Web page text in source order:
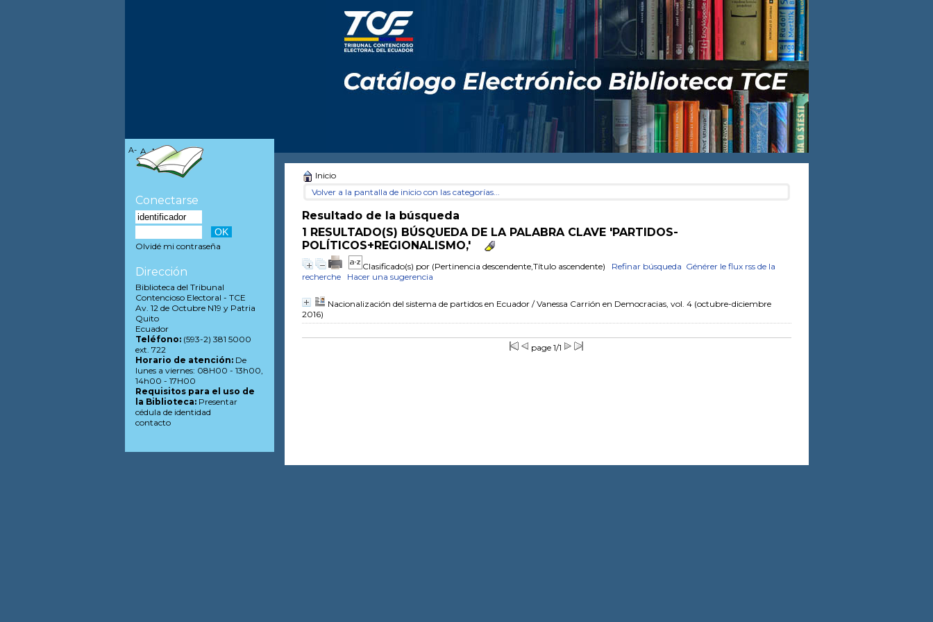
Inicio
Volver a la pantalla de inicio con las categorías...
Resultado de la búsqueda
1 RESULTADO(S) BÚSQUEDA DE LA PALABRA CLAVE 'PARTIDOS-
POLÍTICOS+REGIONALISMO,'
Clasificado(s) por (Pertinencia descendente,Título ascendente) Refinar búsqueda Générer le flux rss de la
recherche
Hacer una sugerencia
Nacionalización del sistema de partidos en Ecuador/ Vanessa Carrión en Democracias, vol. 4 (octubre-diciembre
2016)
page 1/1
A- A A+
Conectarse
Olvidé mi contraseña
Dirección
Biblioteca del Tribunal
Contencioso Electoral - TCE
Av. 12 de Octubre N19 y Patria
Quito
Ecuador
Teléfono:(593-2) 381 5000
ext. 722
Horario de atención:De
lunes a viernes: 08H00 - 13h00,
14h00 - 17H00
Requisitos para el uso de
la Biblioteca:Presentar
cédula de identidad
contacto